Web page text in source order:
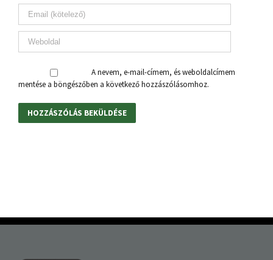
A nevem, e-mail-címem, és weboldalcímem
mentése a böngészőben a következő hozzászólásomhoz.